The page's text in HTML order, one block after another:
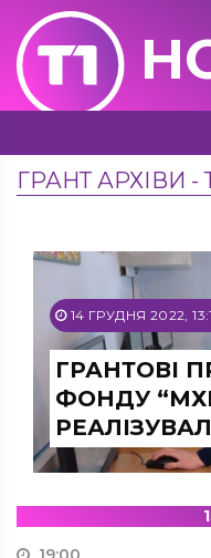
ГРАНТ АРХІВИ -
14 ГРУДНЯ 2022,
ГРАНТОВІ
ФОНДУ